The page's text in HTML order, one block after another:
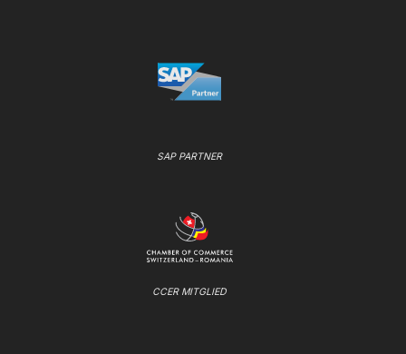
SAP PARTNER
CCER MITGLIED